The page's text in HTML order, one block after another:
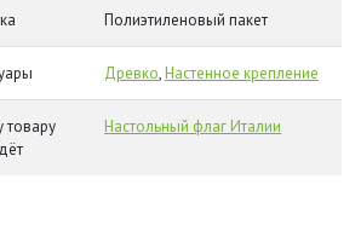
Полиэтиленовый пакет
Древко,Настенное крепление
товару
Настольный флаг Италии